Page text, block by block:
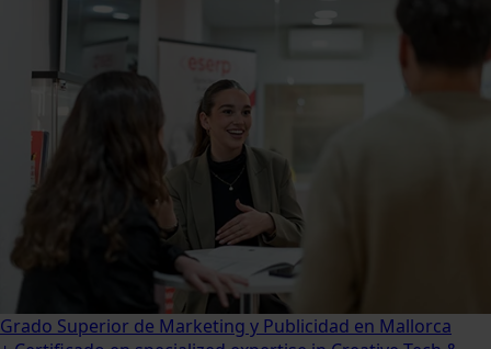
Grado Superior de Marketing y Publicidad en Mallorca